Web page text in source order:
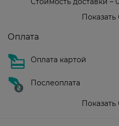
Оплата
Оплата картой
Послеоплата